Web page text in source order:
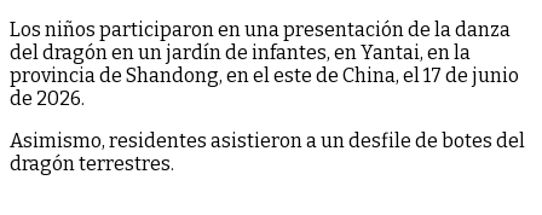
Los niños participaron en una presentación de la danza
del dragón en un jardín de infantes, en Yantai, en la
provincia de Shandong, en el este de China, el 17 de junio
de 2026.
Asimismo, residentes asistieron a un desfile de botes del
dragón terrestres.